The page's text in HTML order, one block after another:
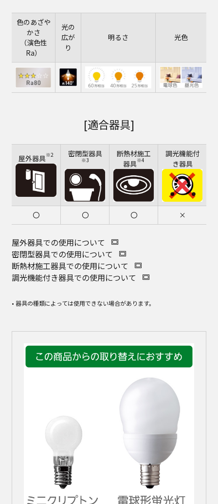
色のあざや
かさ
（演色性
Ra）
光の
広が
り
明るさ 光色
[適合器具]
屋外器具※2 密閉型器具
※3
断熱材施工
器具※4
調光機能付
き器具
〇 〇 〇 ×
屋外器具での使用について
密閉型器具での使用について
断熱材施工器具での使用について
調光機能付き器具での使用について
• 器具の種類によっては使用できない場合があります。